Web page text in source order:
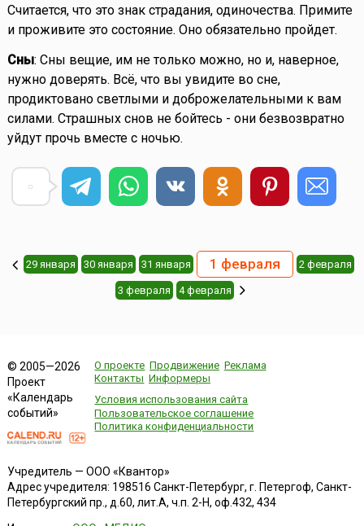
Считается, что это знак страдания, одиночества. Примите
и проживите это состояние. Оно обязательно пройдет.
Сны: Сны вещие, им не только можно, но и, наверное,
нужно доверять. Всё, что вы увидите во сне,
продиктовано светлыми и доброжелательными к вам
силами. Страшных снов не бойтесь - они безвозвратно
уйдут прочь вместе с ночью.
29 января 30 января 31 января 1 февраля 2 февраля
3 февраля 4 февраля
© 2005—2026
Проект
«Календарь
событий»
О проекте Продвижение Реклама
Контакты Информеры
Условия использования сайта
Пользовательское соглашение
Политика конфиденциальности
Учредитель — ООО «Квантор»
Адрес учредителя: 198516 Санкт-Петербург, г. Петергоф, Санкт-
Петербургский пр., д.60, лит.А, ч.п. 2-Н, оф.432, 434